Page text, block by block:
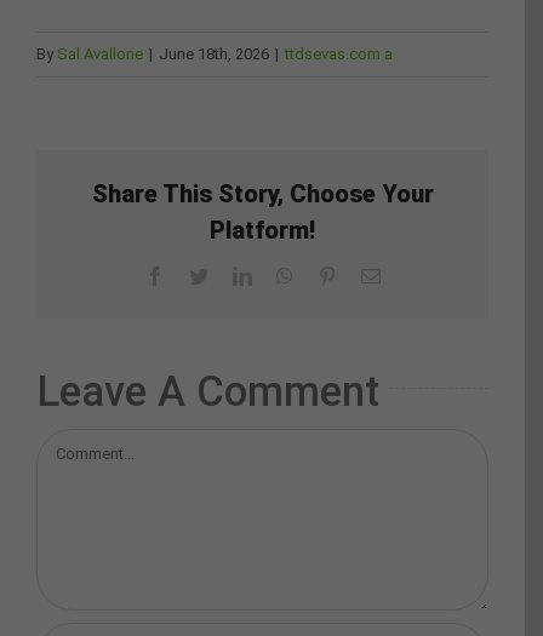
By Sal Avallone | June 18th, 2026 | ttdsevas.com a
Share This Story, Choose Your
Platform!
Leave A Comment
Comment